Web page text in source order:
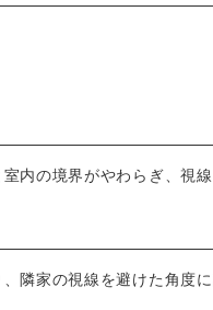
内の境界がやわらぎ、視
隣家の視線を避けた角度